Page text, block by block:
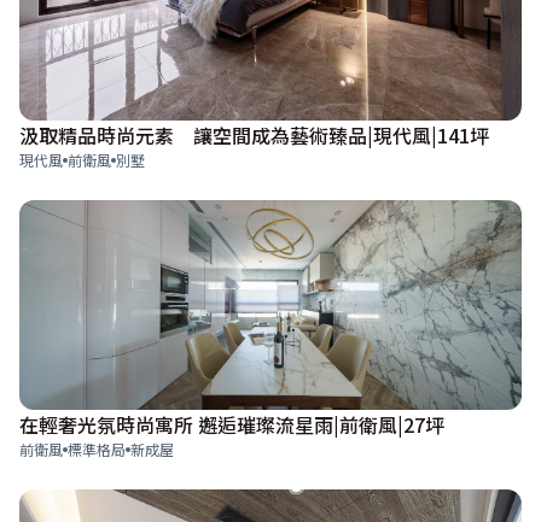
汲取精品時尚元素 讓空間成為藝術臻品|現代風|141坪
現代風 前衛風 別墅
在輕奢光氛時尚寓所 邂逅璀璨流星雨|前衛風|27坪
前衛風 標準格局 新成屋